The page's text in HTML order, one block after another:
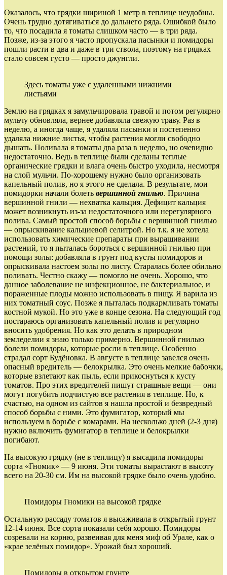
Оказалось, что грядки шириной 1 метр в теплице неудобны.
Очень трудно дотягиваться до дальнего ряда. Ошибкой было
то, что посадила я томаты слишком часто — в три ряда.
Позже, из-за этого я часто пропускала пасынки и помидоры
пошли расти в два и даже в три ствола, поэтому на грядках
стало совсем густо — просто джунгли.
Здесь томаты уже с удаленными нижними
листьями
Землю на грядках я замульчировала травой и потом регулярно
мульчу обновляла, вернее добавляла свежую траву. Раз в
неделю, а иногда чаще, я удаляла пасынки и постепенно
удаляла нижние листья, чтобы растения могли свободно
дышать. Поливала я томаты два раза в неделю, но очевидно
недостаточно. Ведь в теплице были сделаны теплые
органические грядки и влага очень быстро уходила, несмотря
на слой мульчи. По-хорошему нужно было организовать
капельный полив, но я этого не сделала. В результате, мои
помидорки начали болеть вершинной гнилью. Причина
вершинной гнили — нехватка кальция. Дефицит кальция
может возникнуть из-за недостаточного или нерегулярного
полива. Самый простой способ борьбы с вершинной гнилью
— опрыскивание кальциевой селитрой. Но т.к. я не хотела
использовать химические препараты при выращивании
растений, то я пыталась бороться с вершинной гнилью при
помощи золы: добавляла в грунт под кусты помидоров и
опрыскивала настоем золы по листу. Старалась более обильно
поливать. Честно скажу — помогло не очень. Хорошо, что
данное заболевание не инфекционное, не бактериальное, и
пораженные плоды можно использовать в пищу. Я варила из
них томатный соус. Позже я пыталась подкармливать томаты
костной мукой. Но это уже в конце сезона. На следующий год
постараюсь организовать капельный полив и регулярно
вносить удобрения. Но как это делать в природном
земледелии я знаю только примерно. Вершинной гнилью
болели помидоры, которые росли в теплице. Особенно
страдал сорт Будёновка. В августе в теплице завелся очень
опасный вредитель — белокрылка. Это очень мелкие бабочки,
которые взлетают как пыль, если прикоснуться к кусту
томатов. Про этих вредителей пишут страшные вещи — они
могут погубить подчистую все растения в теплице. Но, к
счастью, на одном из сайтов я нашла простой и безвредный
способ борьбы с ними. Это фумигатор, который мы
используем в борьбе с комарами. На несколько дней (2-3 дня)
нужно включить фумигатор в теплице и белокрылки
погибают.
На высокую грядку (не в теплицу) я высадила помидоры
сорта «Гномик» — 9 июня. Эти томаты вырастают в высоту
всего на 20-30 см. Им на высокой грядке было очень удобно.
Помидоры Гномики на высокой грядке
Остальную рассаду томатов я высаживала в открытый грунт
12-14 июня. Все сорта показали себя хорошо. Помидоры
созревали на корню, развеивая для меня миф об Урале, как о
«крае зелёных помидор». Урожай был хороший.
Помидоры в открытом грунте